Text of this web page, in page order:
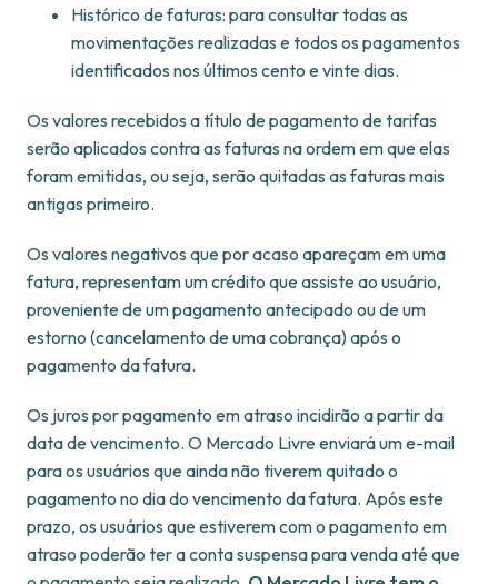
Histórico de faturas: para consultar todas as
movimentações realizadas e todos os pagamentos
identificados nos últimos cento e vinte dias.
Os valores recebidos a título de pagamento de tarifas
serão aplicados contra as faturas na ordem em que elas
foram emitidas, ou seja, serão quitadas as faturas mais
antigas primeiro.
Os valores negativos que por acaso apareçam em uma
fatura, representam um crédito que assiste ao usuário,
proveniente de um pagamento antecipado ou de um
estorno (cancelamento de uma cobrança) após o
pagamento da fatura.
Os juros por pagamento em atraso incidirão a partir da
data de vencimento. O Mercado Livre enviará um e-mail
para os usuários que ainda não tiverem quitado o
pagamento no dia do vencimento da fatura. Após este
prazo, os usuários que estiverem com o pagamento em
atraso poderão ter a conta suspensa para venda até que